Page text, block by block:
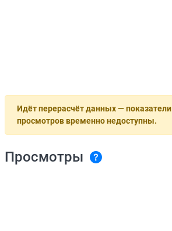
Идёт перерасчёт данных — показатели
просмотров временно недоступны.
Просмотры